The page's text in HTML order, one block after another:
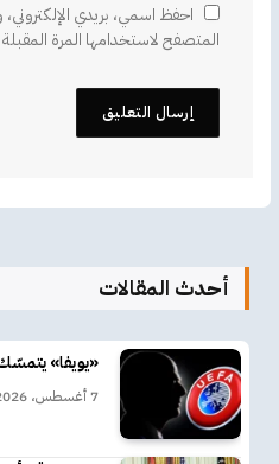
احفظ اسمي، بريدي الإلكتروني،
المتصفح لاستخدامها المرة
أحدث المقالات
«يويفا»
7 أغسطس، 2026